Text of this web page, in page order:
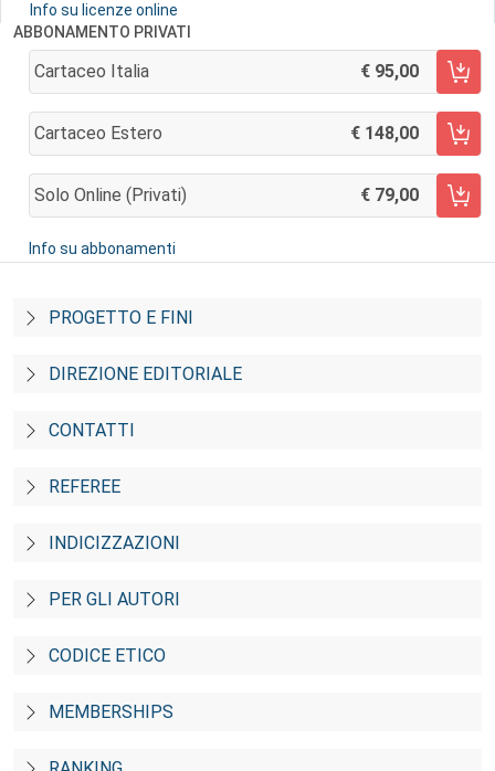
Info su licenze online
ABBONAMENTO PRIVATI
Cartaceo Italia 95,00
AGGIUNGI AL CARRELLO
Cartaceo Estero 148,00
AGGIUNGI AL CARRELLO
Solo Online (privati) 79,00
AGGIUNGI AL CARRELLO
Info su abbonamenti
PROGETTO E FINI
DIREZIONE EDITORIALE
CONTATTI
REFEREE
INDICIZZAZIONI
PER GLI AUTORI
CODICE ETICO
MEMBERSHIPS